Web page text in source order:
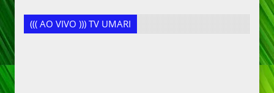
((( AO VIVO ))) TV UMARI